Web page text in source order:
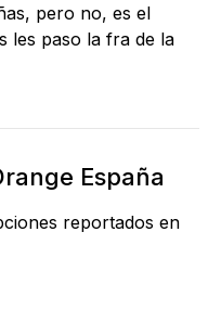
pero no, es el
les paso la fra de la
España
reportados en